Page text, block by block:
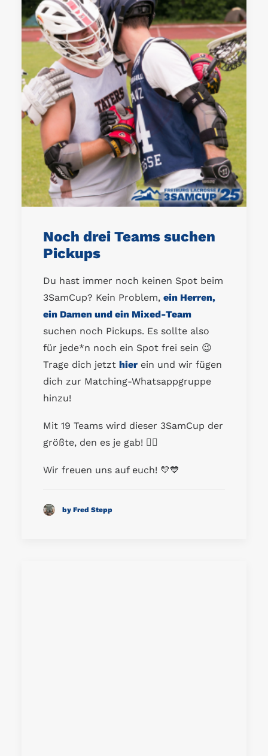
Noch drei Teams suchen
Pickups
Du hast immer noch keinen Spot beim
3SamCup? Kein Problem, ein Herren,
ein Damen und ein Mixed-Team
suchen noch Pickups. Es sollte also
für jede*n noch ein Spot frei sein 😉
Trage dich jetzt hier ein und wir fügen
dich zur Matching-Whatsappgruppe
hinzu!
Mit 19 Teams wird dieser 3SamCup der
größte, den es je gab! ❤️‍🔥
Wir freuen uns auf euch! 💛💙
by Fred Stepp